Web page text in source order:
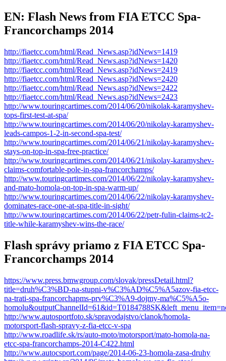
EN: Flash News from FIA ETCC Spa-
Francorchamps 2014
http://fiaetcc.com/html/Read_News.asp?idNews=1419
http://fiaetcc.com/html/Read_News.asp?idNews=1420
http://fiaetcc.com/html/Read_News.asp?idNews=2419
http://fiaetcc.com/html/Read_News.asp?idNews=2420
http://fiaetcc.com/html/Read_News.asp?idNews=2422
http://fiaetcc.com/html/Read_News.asp?idNews=2423
http://www.touringcartimes.com/2014/06/20/nikolak-karamyshev-
tops-first-test-at-spa/
http://www.touringcartimes.com/2014/06/20/nikolay-karamyshev-
leads-campos-1-2-in-second-spa-test/
http://www.touringcartimes.com/2014/06/21/nikolay-karamyshev-
stays-on-top-in-spa-free-practice/
http://www.touringcartimes.com/2014/06/21/nikolay-karamyshev-
claims-comfortable-pole-in-spa-francorchamps/
http://www.touringcartimes.com/2014/06/22/nikolay-karamyshev-
and-mato-homola-on-top-in-spa-warm-up/
http://www.touringcartimes.com/2014/06/22/nikolay-karamyshev-
dominates-race-one-at-spa-title-in-sight/
http://www.touringcartimes.com/2014/06/22/petr-fulin-claims-tc2-
title-while-karamyshev-wins-the-race/
Flash správy priamo z FIA ETCC Spa-
Francorchamps 2014
https://www.press.bmwgroup.com/slovak/pressDetail.html?
title=druh%C3%BD-na-stupni-v%C3%AD%C5%A5azov-fia-etcc-
na-trati-spa-francorchapms-prv%C3%A9-dojmy-ma%C5%A5o-
http://www.autosportfoto.sk/spravodajstvo/clanok/homola-
motorsport-flash-spravy-z-fia-etcc-v-spa
http://www.roadlife.sk/rs/auto-moto/motorsport/mato-homola-na-
etcc-spa-francorchamps-2014-C422.html
http://www.autocsport.com/page/2014-06-23-homola-zasa-druhy